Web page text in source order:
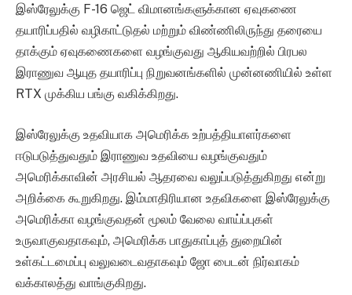
இஸ்ரேலுக்கு F-16 ஜெட் விமானங்களுக்கான ஏவுகணை
தயாரிப்பதில் வழிகாட்டுதல் மற்றும் விண்ணிலிருந்து தரையை
தாக்கும் ஏவுகணைகளை வழங்குவது ஆகியவற்றில் பிரபல
இராணுவ ஆயுத தயாரிப்பு நிறுவனங்களில் முன்னணியில் உள்ள
RTX முக்கிய பங்கு வகிக்கிறது.
இஸ்ரேலுக்கு உதவியாக அமெரிக்க உற்பத்தியாளர்களை
ஈடுபடுத்துவதும் இராணுவ உதவியை வழங்குவதும்
அமெரிக்காவின் அரசியல் ஆதரவை வலுப்படுத்துகிறது என்று
அறிக்கை கூறுகிறது. இம்மாதிரியான உதவிகளை இஸ்ரேலுக்கு
அமெரிக்கா வழங்குவதன் மூலம் வேலை வாய்ப்புகள்
உருவாகுவதாகவும், அமெரிக்க பாதுகாப்புத் துறையின்
உள்கட்டமைப்பு வலுவடைவதாகவும் ஜோ பைடன் நிர்வாகம்
வக்காலத்து வாங்குகிறது.